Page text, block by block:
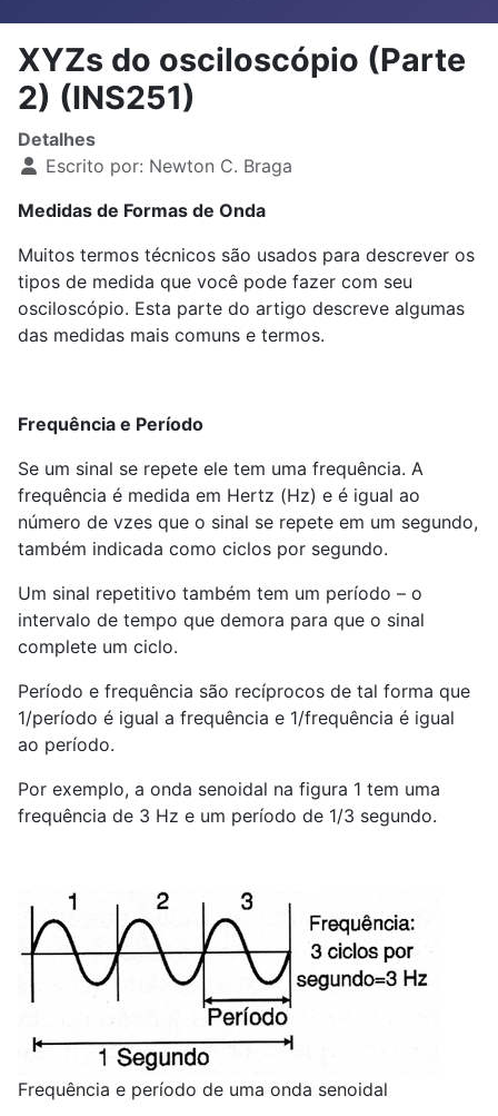
XYZs do osciloscópio (Parte
2) (INS251)
Detalhes
Escrito por: Newton C. Braga
Medidas de Formas de Onda
Muitos termos técnicos são usados para descrever os
tipos de medida que você pode fazer com seu
osciloscópio. Esta parte do artigo descreve algumas
das medidas mais comuns e termos.
Frequência e Período
Se um sinal se repete ele tem uma frequência. A
frequência é medida em Hertz (Hz) e é igual ao
número de vzes que o sinal se repete em um segundo,
também indicada como ciclos por segundo.
Um sinal repetitivo também tem um período – o
intervalo de tempo que demora para que o sinal
complete um ciclo.
Período e frequência são recíprocos de tal forma que
1/período é igual a frequência e 1/frequência é igual
ao período.
Por exemplo, a onda senoidal na figura 1 tem uma
frequência de 3 Hz e um período de 1/3 segundo.
Frequência e período de uma onda senoidal